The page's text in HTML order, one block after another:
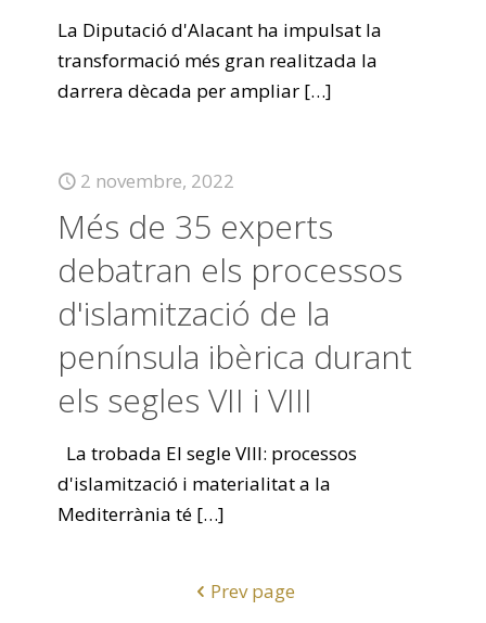
La Diputació d'Alacant ha impulsat la
transformació més gran realitzada la
darrera dècada per ampliar […]
2 novembre, 2022
Més de 35 experts
debatran els processos
d'islamització de la
península ibèrica durant
els segles VII i VIII
La trobada El segle VIII: processos
d'islamització i materialitat a la
Mediterrània té […]
Prev page